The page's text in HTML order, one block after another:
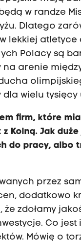
w randze
Dlatego
lekkiej atletyce
Polacy są
arenie
wielu tysięcy
firm, które
Kolną. Jak
do pracy, albo
przez
dodatkowo
zdołamy
Co jest
Mówię o